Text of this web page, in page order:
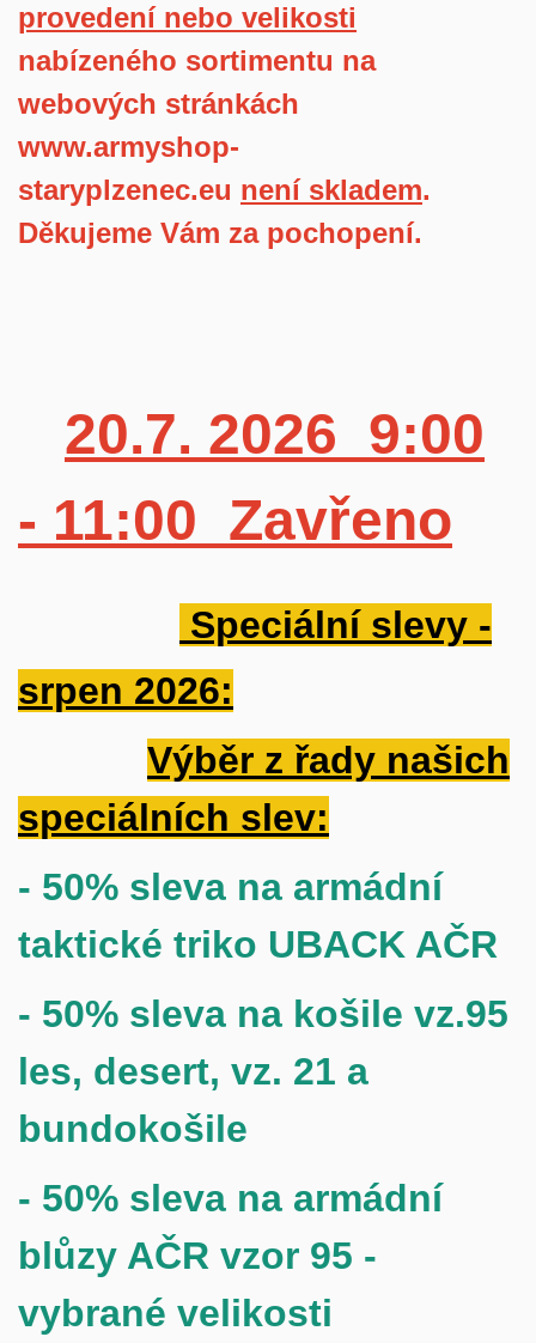
provedení nebo velikosti
nabízeného sortimentu na
webových stránkách
www.armyshop-
staryplzenec.eu není skladem.
Děkujeme Vám za pochopení.
20.7. 2026 9:00
- 11:00 Zavřeno
Speciální slevy -
srpen 2026:
Výběr z řady našich
speciálních slev:
- 50% sleva na armádní
taktické triko UBACK AČR
- 50% sleva na košile vz.95
les, desert, vz. 21 a
bundokošile
- 50% sleva na armádní
blůzy AČR vzor 95 -
vybrané velikosti